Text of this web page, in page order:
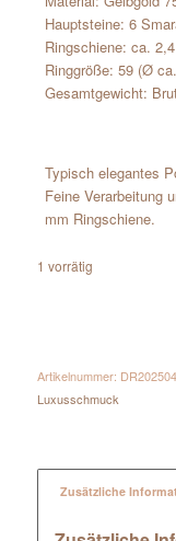
Hauptsteine: 6
Ringschiene: ca.
Ringgröße: 59 (Ø
Gesamtgewicht:
Typisch elegantes
Feine Verarbeitung
mm Ringschiene.
1 vorrätig
Artikelnummer:
Luxusschmuck
Zusätzliche